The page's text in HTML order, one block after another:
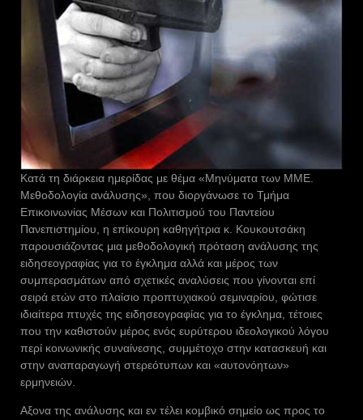
Κατά τη διάρκεια ημερίδας με θέμα «Μηνύματα των ΜΜΕ.
Μεθοδολογία ανάλυσης», που διοργάνωσε το Τμήμα
Επικοινωνίας Μέσων και Πολιτισμού του Παντείου
Πανεπιστημίου, η επίκουρη καθηγήτρια κ. Κουκουτσάκη
παρουσιάζοντας μια μεθοδολογική πρόταση ανάλυσης της
ειδησεογραφίας για το έγκλημα αλλά και μέρος των
συμπερασμάτων από σχετικές αναλύσεις που γίνονται επί
σειρά ετών στο πλαίσιο προπτυχιακού σεμιναρίου, φώτισε
ιδιαίτερα πτυχές της ειδησεογραφίας για το έγκλημα, τέτοιες
που την καθιστούν μέρος ενός ευρύτερου ιδεολογικού λόγου
περί κοινωνικής συναίνεσης, συμμέτοχο στην κατασκευή και
στην αναπαραγωγή στερεότυπων και «αυτονόητων»
ερμηνειών.
Αξονα της ανάλυσης και εν τέλει κομβικό σημείο ως προς το